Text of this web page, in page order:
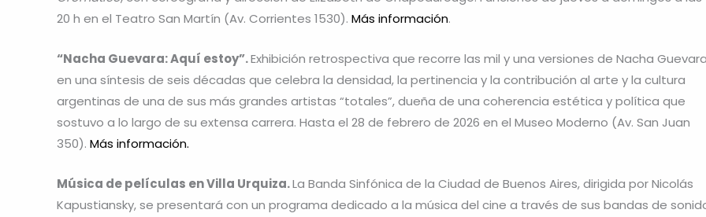
20 h en el Teatro San Martín (Av. Corrientes 1530). Más información.
“Nacha Guevara: Aquí estoy”.Exhibición retrospectiva que recorre las mil y una versiones de Nacha
en una síntesis de seis décadas que celebra la densidad, la pertinencia y la contribución al arte y la cultura
argentinas de una de sus más grandes artistas “totales”, dueña de una coherencia estética y política que
sostuvo a lo largo de su extensa carrera. Hasta el 28 de febrero de 2026 en el Museo Moderno (Av. San Juan
350). Más información.
Música de películas en Villa Urquiza.La Banda Sinfónica de la Ciudad de Buenos Aires, dirigida por Nicolás
Kapustiansky, se presentará con un programa dedicado a la música del cine a través de sus bandas de